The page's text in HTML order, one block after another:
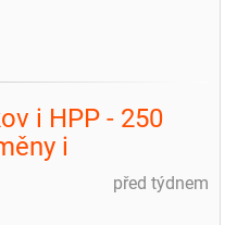
i HPP - 250
i
před týdnem